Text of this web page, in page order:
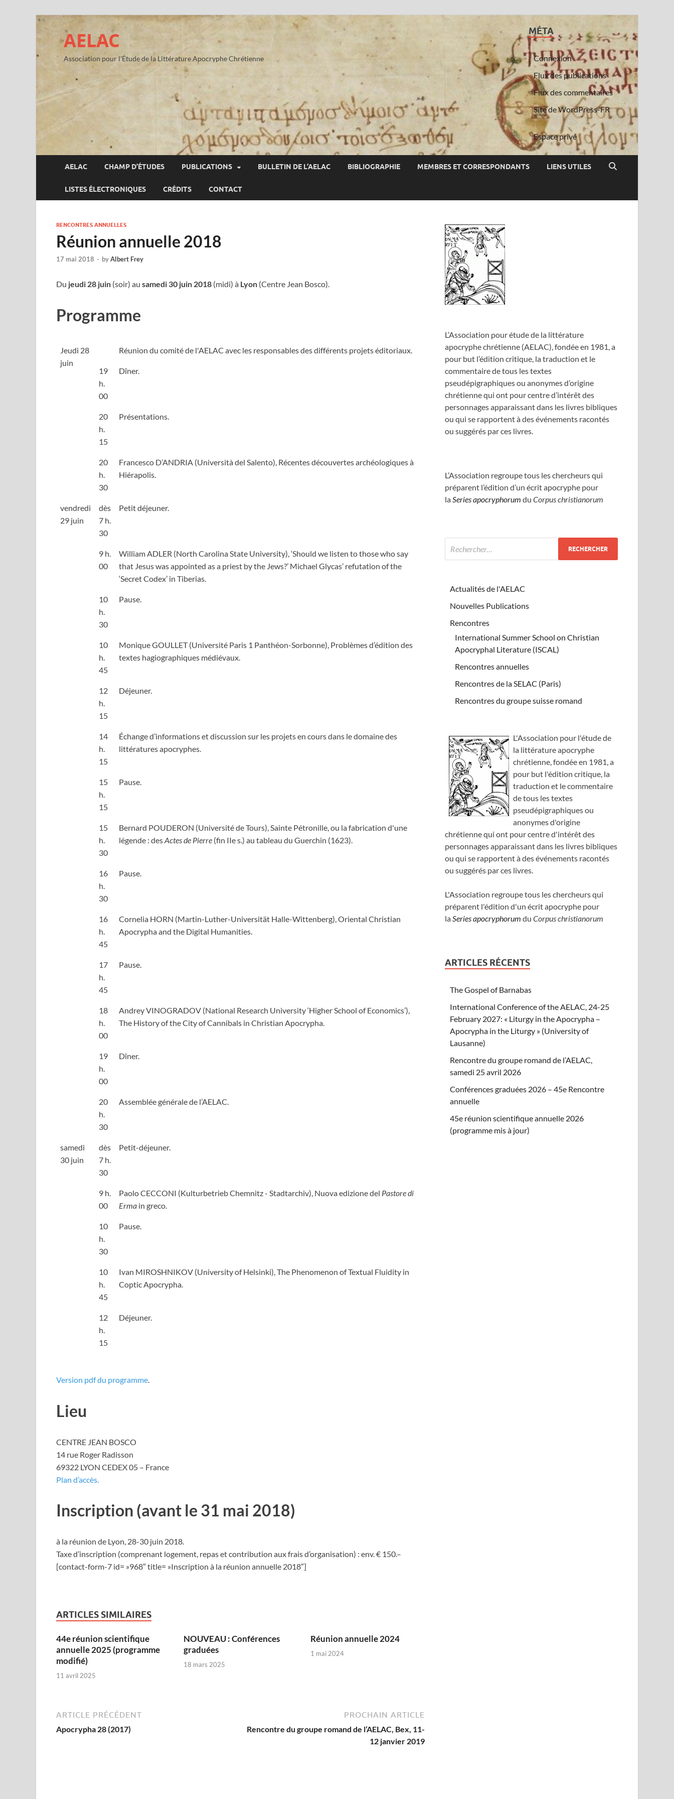
AELAC
Association pour l'Étude de la Littérature Apocryphe Chrétienne
MÉTA
Connexion
Flux des publications
Flux des commentaires
Site de WordPress-FR
Espace privé
AELAC CHAMP D’ÉTUDES PUBLICATIONS BULLETIN DE L’AELAC BIBLIOGRAPHIE MEMBRES ET CORRESPONDANTS LIENS UTILES
LISTES ÉLECTRONIQUES CRÉDITS CONTACT
RENCONTRES ANNUELLES
Réunion annuelle 2018
17 mai 2018 - byAlbert Frey
Du jeudi 28 juin (soir) au samedi 30 juin 2018 (midi) à Lyon (Centre Jean Bosco).
Programme
Jeudi 28
juin
Réunion du comité de l'AELAC avec les responsables des différents projets éditoriaux.
19
h.
00
Dîner.
20
h.
15
Présentations.
20
h.
30
Francesco D’ANDRIA (Università del Salento), Récentes découvertes archéologiques à
Hiérapolis.
vendredi
29 juin
dès
7 h.
30
Petit déjeuner.
9 h.
00
William ADLER (North Carolina State University), ‘Should we listen to those who say
that Jesus was appointed as a priest by the Jews?’ Michael Glycas’ refutation of the
‘Secret Codex’ in Tiberias.
10
h.
30
Pause.
10
h.
45
Monique GOULLET (Université Paris 1 Panthéon-Sorbonne), Problèmes d’édition des
textes hagiographiques médiévaux.
12
h.
15
Déjeuner.
14
h.
15
Échange d’informations et discussion sur les projets en cours dans le domaine des
littératures apocryphes.
15
h.
15
Pause.
15
h.
30
Bernard POUDERON (Université de Tours), Sainte Pétronille, ou la fabrication d'une
légende : desActes de Pierre (fin IIe s.) au tableau du Guerchin (1623).
16
h.
30
Pause.
16
h.
45
Cornelia HORN (Martin-Luther-Universität Halle-Wittenberg), Oriental Christian
Apocrypha and the Digital Humanities.
17
h.
45
Pause.
18
h.
00
Andrey VINOGRADOV (National Research University ‘Higher School of Economics’),
The History of the City of Cannibals in Christian Apocrypha.
19
h.
00
Dîner.
20
h.
30
Assemblée générale de l’AELAC.
samedi
30 juin
dès
7 h.
30
Petit-déjeuner.
9 h.
00
Paolo CECCONI (Kulturbetrieb Chemnitz - Stadtarchiv), Nuova edizione del Pastore di
Erma in greco.
10
h.
30
Pause.
10
h.
45
Ivan MIROSHNIKOV (University of Helsinki), The Phenomenon of Textual Fluidity in
Coptic Apocrypha.
12
h.
15
Déjeuner.
Version pdf du programme.
Lieu
CENTRE JEAN BOSCO
14 rue Roger Radisson
69322 LYON CEDEX 05 – France
Plan d’accès.
Inscription (avant le 31 mai 2018)
à la réunion de Lyon, 28-30 juin 2018.
Taxe d’inscription (comprenant logement, repas et contribution aux frais d’organisation) : env. € 150.–
[contact-form-7 id= »968″ title= »Inscription à la réunion annuelle 2018″]
ARTICLES SIMILAIRES
44e réunion scientifique
annuelle 2025 (programme
modifié)
11 avril 2025
NOUVEAU : Conférences
graduées
18 mars 2025
Réunion annuelle 2024
1 mai 2024
ARTICLE PRÉCÉDENT
Apocrypha 28 (2017)
PROCHAIN ARTICLE
Rencontre du groupe romand de l’AELAC, Bex, 11-
12 janvier 2019
L’Association pour étude de la littérature
apocryphe chrétienne (AELAC), fondée en 1981, a
pour but l’édition critique, la traduction et le
commentaire de tous les textes
pseudépigraphiques ou anonymes d’origine
chrétienne qui ont pour centre d’intérêt des
personnages apparaissant dans les livres bibliques
ou qui se rapportent à des événements racontés
ou suggérés par ces livres.
L’Association regroupe tous les chercheurs qui
préparent l’édition d’un écrit apocryphe pour
laSeries apocryphorum duCorpus christianorum
Actualités de l'AELAC
Nouvelles Publications
Rencontres
International Summer School on Christian
Apocryphal Literature (ISCAL)
Rencontres annuelles
Rencontres de la SELAC (Paris)
Rencontres du groupe suisse romand
L'Association pour l'étude de
la littérature apocryphe
chrétienne, fondée en 1981, a
pour but l'édition critique, la
traduction et le commentaire
de tous les textes
pseudépigraphiques ou
anonymes d'origine
chrétienne qui ont pour centre d'intérêt des
personnages apparaissant dans les livres bibliques
ou qui se rapportent à des événements racontés
ou suggérés par ces livres.
L'Association regroupe tous les chercheurs qui
préparent l'édition d'un écrit apocryphe pour
laSeries apocryphorum duCorpus christianorum
ARTICLES RÉCENTS
The Gospel of Barnabas
International Conference of the AELAC, 24-25
February 2027: « Liturgy in the Apocrypha –
Apocrypha in the Liturgy » (University of
Lausanne)
Rencontre du groupe romand de l’AELAC,
samedi 25 avril 2026
Conférences graduées 2026 – 45e Rencontre
annuelle
45e réunion scientifique annuelle 2026
(programme mis à jour)